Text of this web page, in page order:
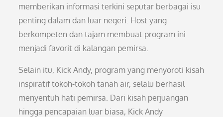
memberikan informasi terkini seputar berbagai isu
penting dalam dan luar negeri. Host yang
berkompeten dan tajam membuat program ini
menjadi favorit di kalangan pemirsa.
Selain itu, Kick Andy, program yang menyoroti kisah
inspiratif tokoh-tokoh tanah air, selalu berhasil
menyentuh hati pemirsa. Dari kisah perjuangan
hingga pencapaian luar biasa, Kick Andy